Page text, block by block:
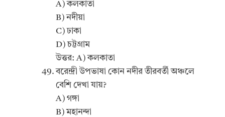
A) কলকাতা
B) নদীয়া
C) ঢাকা
D) চট্টগ্রাম
উত্তর: A) কলকাতা
বরেন্দ্রী উপভাষা কোন নদীর তীরবর্তী অঞ্চলে
বেশি দেখা যায়?
A) গঙ্গা
B) মহানন্দা